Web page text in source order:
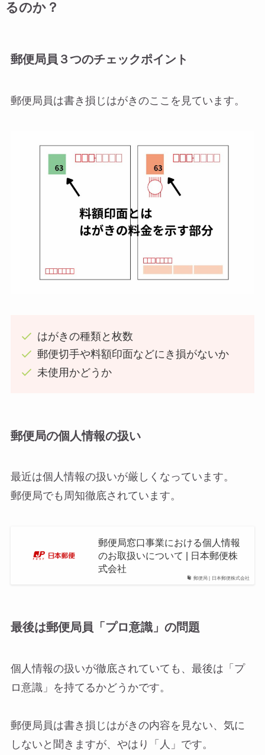
るのか？
郵便局員３つのチェックポイント
郵便局員は書き損じはがきのここを見ています。
はがきの種類と枚数
郵便切手や料額印面などにき損がないか
未使用かどうか
郵便局の個人情報の扱い
最近は個人情報の扱いが厳しくなっています。
郵便局でも周知徹底されています。
郵便局 | 日本郵便株式会社
郵便局窓口事業における個人情報
のお取扱いについて | 日本郵便株
式会社
最後は郵便局員「プロ意識」の問題
個人情報の扱いが徹底されていても、最後は「プ
ロ意識」を持てるかどうかです。
郵便局員は書き損じはがきの内容を見ない、気に
しないと聞きますが、やはり「人」です。